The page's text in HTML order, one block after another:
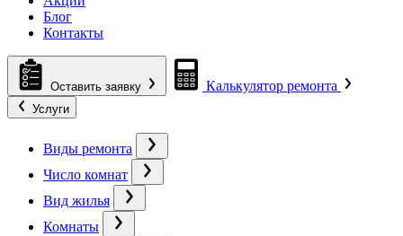
Блог
Контакты
Оставить заявку Калькулятор ремонта
Услуги
Виды ремонта
Число комнат
Вид жилья
Комнаты